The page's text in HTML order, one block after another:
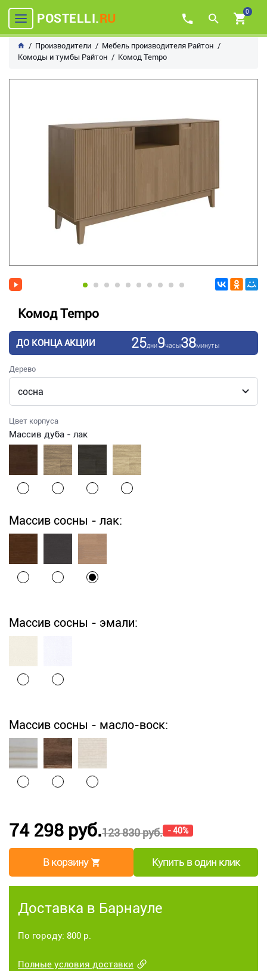
POSTELLI.RU 0
Производители
Мебель производителя Райтон
Комоды и тумбы Райтон
Комод Tempo
Комод Tempo
ДО КОНЦА АКЦИИ 25дни9часы38минуты
Дерево
Цвет корпуса
Массив дуба - лак
Массив сосны - лак:
Массив сосны - эмали:
Массив сосны - масло-воск:
123 830 руб. - 40%
74 298 руб.
В корзину Купить в один клик
Доставка в Барнауле
По городу: 800 р.
Полные условия доставки